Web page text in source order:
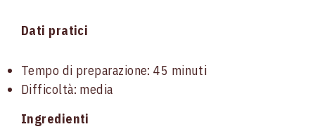
Dati pratici
Tempo di preparazione: 45 minuti
Difficoltà: media
Ingredienti